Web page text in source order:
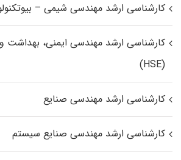
کارشناسی ارشد مهندسی شیمی –
کارشناسی ارشد مهندسی ایمنی،
(HSE)
کارشناسی ارشد مهندسی صنایع
کارشناسی ارشد مهندسی صنایع سیستم